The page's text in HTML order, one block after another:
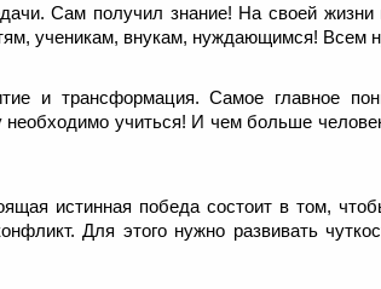
Сам получил знание! На своей
ученикам, внукам, нуждающимся! Всем
и трансформация. Самое главное
необходимо учиться! И чем больше
истинная победа состоит в том,
Для этого нужно развивать